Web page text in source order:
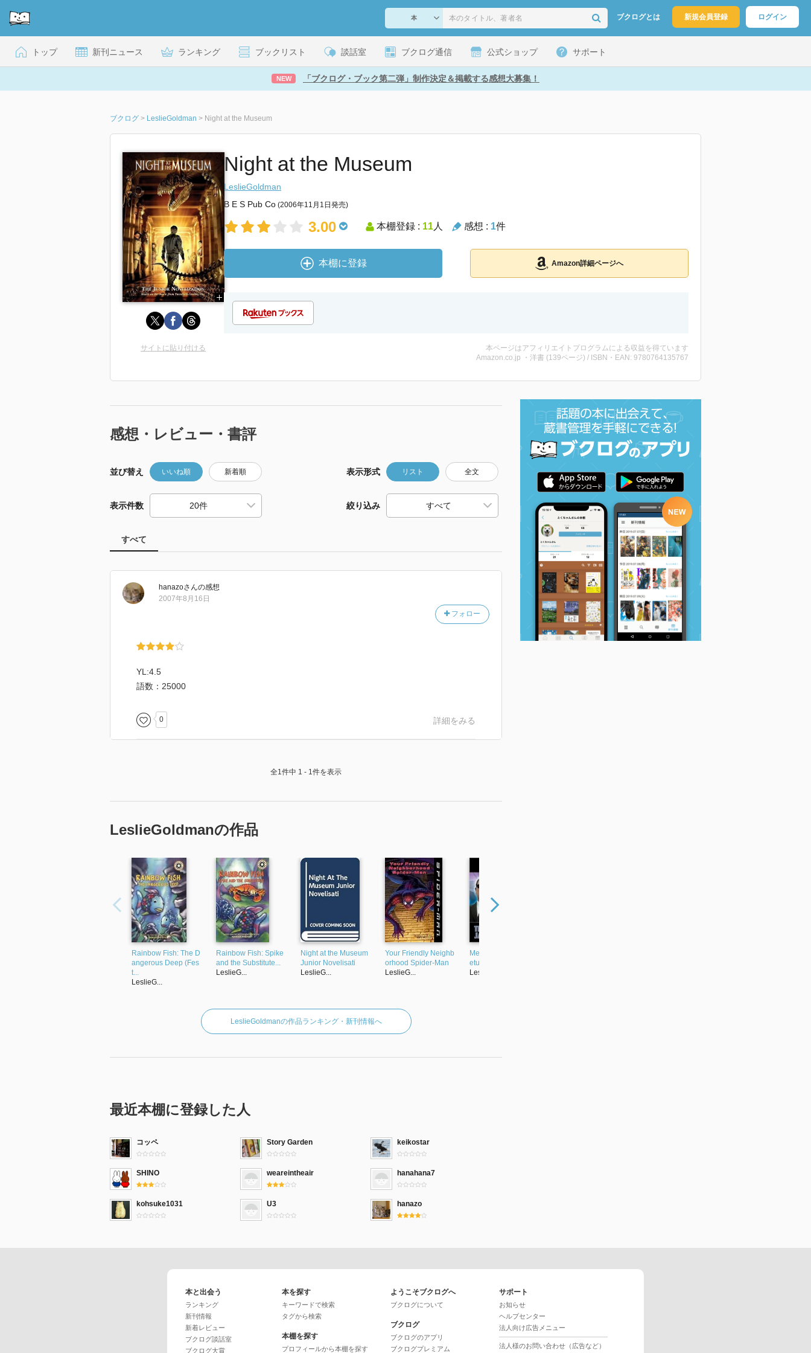
ブクログとは 新規会員登録 ログイン
トップ 新刊ニュース ランキング ブックリスト 談話室 ブクログ通信 公式ショップ サポート
NEW 「ブクログ・ブック第二弾」制作決定＆掲載する感想大募集！
ブクログ > LeslieGoldman > Night at the Museum
Night at the Museum
LeslieGoldman
B E S Pub Co (2006年11月1日発売)
3.00 本棚登録 : 11人 感想 : 1件
本棚に登録 Amazon詳細ページへ
サイトに貼り付ける
本ページはアフィリエイトプログラムによる収益を得ています
Amazon.co.jp ・洋書 (139ページ) / ISBN・EAN: 9780764135767
感想・レビュー・書評
並び替え いいね順 新着順 表示形式 リスト 全文
表示件数 絞り込み
すべて
hanazoさんの感想
フォロー
2007年8月16日
YL:4.5
語数：25000
0 詳細をみる
全1件中 1 - 1件を表示
LeslieGoldmanの作品
Rainbow Fish: The D
angerous Deep (Fes
t...
LeslieG...
Rainbow Fish: Spike
and the Substitute...
LeslieG...
Night at the Museum
Junior Novelisati
LeslieG...
Your Friendly Neighb
orhood Spider-Man
LeslieG...
Men in Black II: The R
eturn of Jay and...
LeslieG...
LeslieGoldmanの作品ランキング・新刊情報へ
最近本棚に登録した人
コッペ Story Garden keikostar
SHINO weareintheair hanahana7
kohsuke1031 U3 hanazo
本と出会う
ランキング
新刊情報
新着レビュー
ブクログ談話室
ブクログ大賞
本を探す
キーワードで検索
タグから検索
本棚を探す
プロフィールから本棚を探す
ようこそブクログへ
ブクログについて
ブクログ
ブクログのアプリ
ブクログプレミアム
サポート
お知らせ
ヘルプセンター
法人向け広告メニュー
法人様のお問い合わせ（広告など）